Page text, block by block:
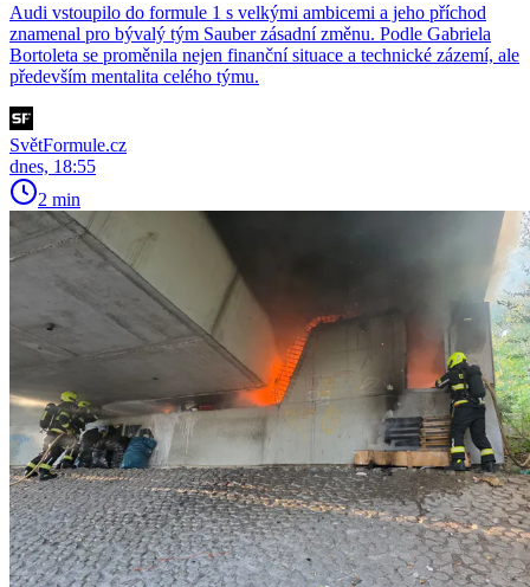
Audi vstoupilo do formule 1 s velkými ambicemi a jeho příchod
znamenal pro bývalý tým Sauber zásadní změnu. Podle Gabriela
Bortoleta se proměnila nejen finanční situace a technické zázemí, ale
především mentalita celého týmu.
SvětFormule.cz
dnes, 18:55
2 min